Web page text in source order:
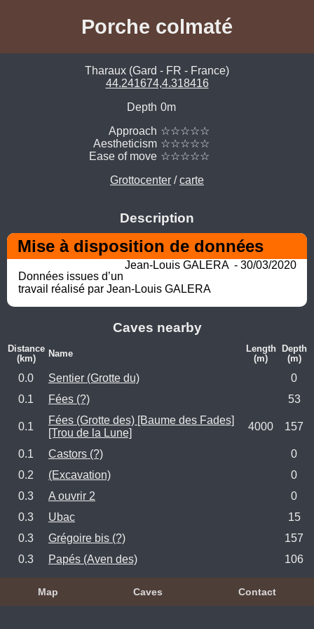
Porche colmaté
Tharaux (Gard - FR - France)
44.241674,4.318416
Depth 0m
Approach ☆☆☆☆☆
Aestheticism ☆☆☆☆☆
Ease of move ☆☆☆☆☆
Grottocenter /carte
Description
Mise à disposition de données
Jean-Louis GALERA  - 30/03/2020
Données issues d’un
travail réalisé par Jean-Louis GALERA
Caves nearby
Distance
(km)
Name
Length
(m)
Depth
(m)
0.0 Sentier (Grotte du)
0
0.1
Fées (?) 53
0.1
Fées (Grotte des) [Baume des Fades]
[Trou de la Lune]
4000 157
0.1 Castors (?)
0
0.2
(Excavation)
0
0.3
A ouvrir 2
0
0.3
Ubac
15
0.3
Grégoire bis (?)
157
0.3
Papés (Aven des) 106
Map Caves Contact